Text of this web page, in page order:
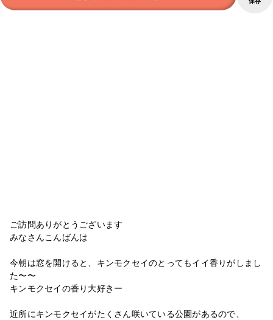
ご訪問ありがとうございます
みなさんこんばんは
今朝は窓を開けると、キンモクセイのとってもイイ香りがしまし
た〜〜
キンモクセイの香り大好きー
近所にキンモクセイがたくさん咲いている公園があるので、